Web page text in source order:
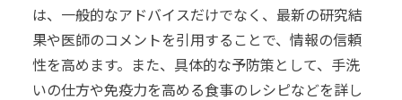
は、一般的なアドバイスだけでなく、最新の研究結
果や医師のコメントを引用することで、情報の信頼
性を高めます。また、具体的な予防策として、手洗
いの仕方や免疫力を高める食事のレシピなどを詳し